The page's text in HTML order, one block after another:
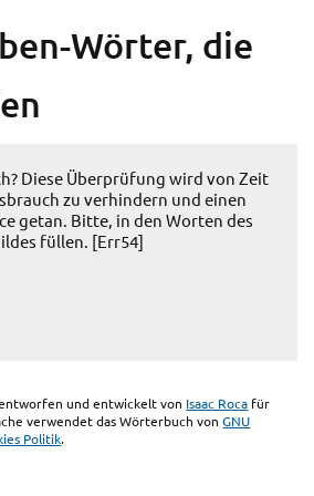
Wörter, die
Diese Überprüfung wird von Zeit
zu verhindern und einen
getan. Bitte, in den Worten des
füllen. [Err54]
und entwickelt von Isaac Roca für
verwendet das Wörterbuch vonGNU
Politik.